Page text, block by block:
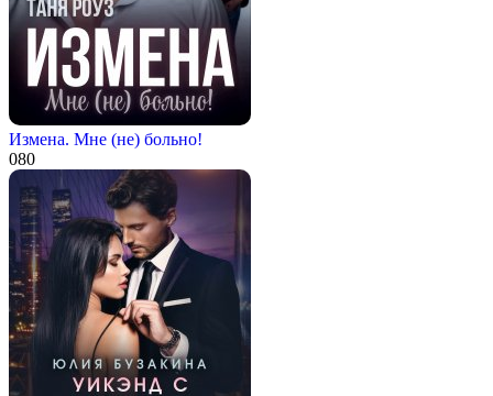
Измена. Мне (не) больно!
080